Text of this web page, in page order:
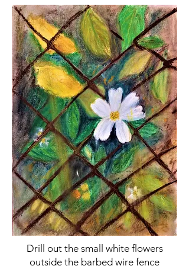
Drill out the small white flowers
outside the barbed wire fence